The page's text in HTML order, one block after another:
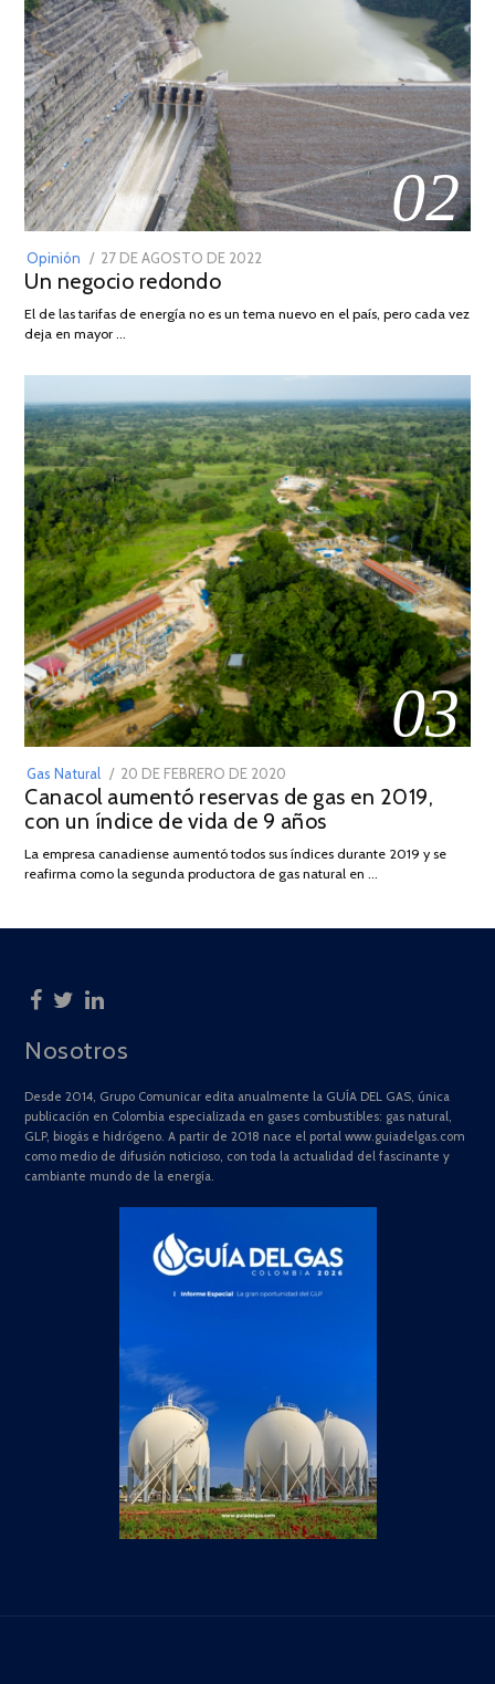
02
Opinión
POSTED
ON
27 DE AGOSTO DE 2022
DE
Un negocio redondo
El de las tarifas de energía no es un tema nuevo en el país, pero cada vez
deja en mayor …
03
Gas Natural
POSTED
ON
20 DE FEBRERO DE 2020
DE
JULIO
2025
Canacol aumentó reservas de gas en 2019,
con un índice de vida de 9 años
La empresa canadiense aumentó todos sus índices durante 2019 y se
reafirma como la segunda productora de gas natural en …
Nosotros
Desde 2014, Grupo Comunicar edita anualmente la GUÍA DEL GAS, única
publicación en Colombia especializada en gases combustibles: gas natural,
GLP, biogás e hidrógeno. A partir de 2018 nace el portal www.guiadelgas.com
como medio de difusión noticioso, con toda la actualidad del fascinante y
cambiante mundo de la energía.